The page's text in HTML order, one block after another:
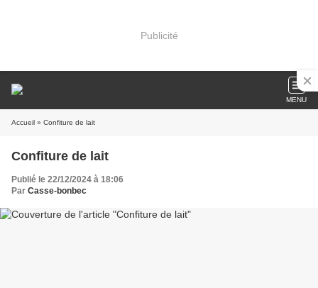
Publicité
MENU
Accueil » Confiture de lait
Confiture de lait
Publié le 22/12/2024 à 18:06
Par Casse-bonbec